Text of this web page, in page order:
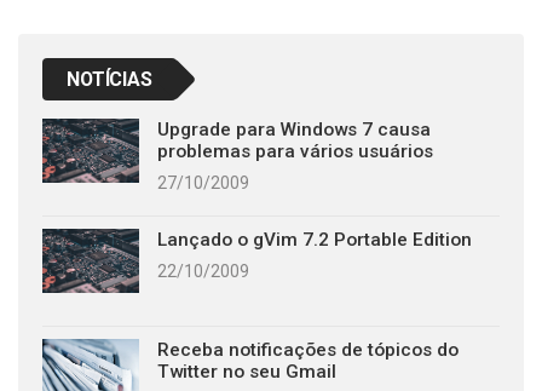
NOTÍCIAS
Upgrade para Windows 7 causa
problemas para vários usuários
27/10/2009
Lançado o gVim 7.2 Portable Edition
22/10/2009
Receba notificações de tópicos do
Twitter no seu Gmail